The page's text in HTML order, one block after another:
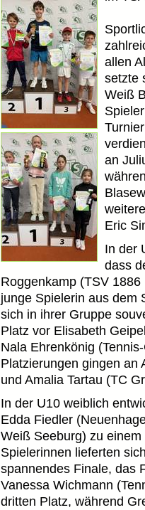
allen
setzte
Weiß
an
Eric
In der
dass
Roggenkamp (TSV
junge Spielerin aus dem
sich in ihrer Gruppe
Platz vor Elisabeth
Nala Ehrenkönig
Platzierungen gingen an
und Amalia Tartau (TC
In der U10 weiblich
Edda Fiedler
Weiß Seeburg) zu
Spielerinnen lieferten
spannendes Finale, das
Vanessa Wichmann
dritten Platz, während